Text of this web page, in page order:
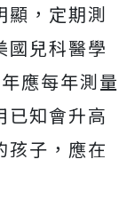
顯，定期測
國兒科醫學
應每年測量
已知會升高
孩子，應在